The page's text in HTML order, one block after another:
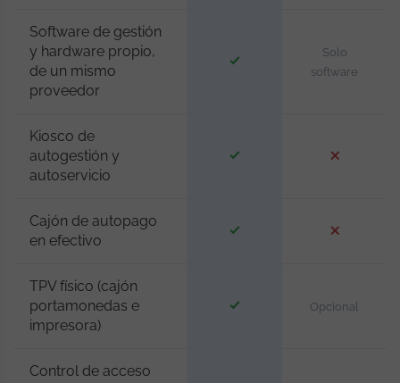
Software de gestión
y hardware propio,
de un mismo
proveedor
Solo
software
Kiosco de
autogestión y
autoservicio
Cajón de autopago
en efectivo
TPV físico (cajón
portamonedas e
impresora)
Opcional
Control de acceso